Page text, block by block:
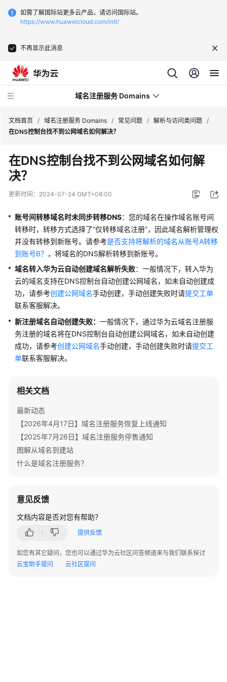
如需了解国际站更多云产品，请访问国际站。
https://www.huaweicloud.com/intl/
不再显示此消息
域名注册服务 Domains
新
动
务
公
告
产
品
介
绍
快
速
入
门
户
南
API
参
考
见
问
题
品
咨
文档首页 / 域名注册服务 Domains / 常见问题 / 解析与访问类问题 /
在DNS控制台找不到公网域名如何解决？
在DNS控制台找不到公网域名如何解
决？
更新时间： 2024-07-24 GMT+08:00
账号间转移域名时未同步转移DNS：您的域名在操作域名账号间
转移时，转移方式选择了“仅转移域名注册”，因此域名解析管理权
并没有转移到新账号。请参考是否支持将解析的域名从账号A转移
到账号B？ ，将域名的DNS解析转移到新账号。
域名转入华为云自动创建域名解析失败：一般情况下，转入华为
云的域名支持在DNS控制台自动创建公网域名，如未自动创建成
功，请参考创建公网域名手动创建，手动创建失败时请提交工单
联系客服解决。
新注册域名自动创建失败： 一般情况下，通过华为云域名注册服
务注册的域名将在DNS控制台自动创建公网域名，如未自动创建
成功，请参考创建公网域名手动创建，手动创建失败时请提交工
单联系客服解决。
相关文档
最新动态
【2026年4月17日】域名注册服务恢复上线通知
【2025年7月26日】域名注册服务停售通知
图解从域名到建站
什么是域名注册服务？
意见反馈
文档内容是否对您有帮助？
提供反馈
如您有其它疑问，您也可以通过华为云社区问答频道来与我们联系探讨
云宝助手提问
云社区提问